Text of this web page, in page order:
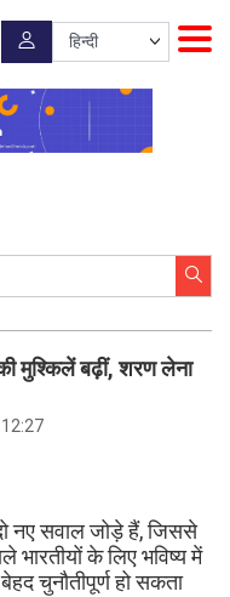
मुश्किलें बढ़ीं, शरण लेना
नए सवाल जोड़े हैं, जिससे
भारतीयों के लिए भविष्य में
चुनौतीपूर्ण हो सकता